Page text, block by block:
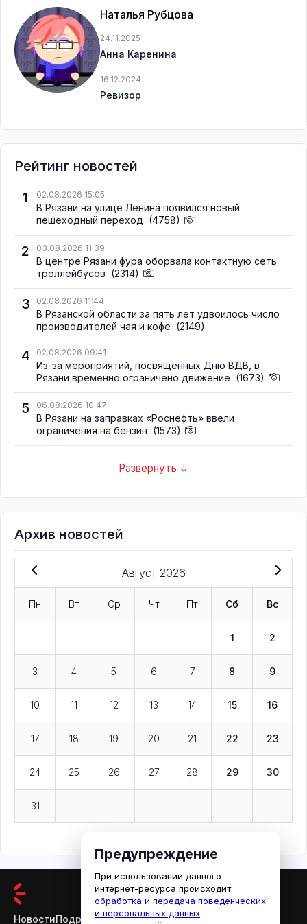
Наталья Рубцова
24.11.2025
Анна Каренина
16.12.2024
Ревизор
Рейтинг новостей
1
02.08.2026 15:05
В Рязани на улице Ленина появился новый
пешеходный переход (4758)
2 03.08.2026 11:39
В центре Рязани фура оборвала контактную сеть
троллейбусов (2314)
3 02.08.2026 11:44
В Рязанской области за пять лет удвоилось число
производителей чая и кофе (2149)
4 02.08.2026 09:41
Из-за мероприятий, посвящённых Дню ВДВ, в
Рязани временно ограничено движение (1673)
5 06.08.2026 10:47
В Рязани на заправках «Роснефть» ввели
ограничения на бензин (1573)
Развернуть ↓
Архив новостей
Август 2026
Пн Вт Ср Чт Пт Сб Вс
1 2
3 4 5 6 7 8 9
10 11 12 13 14 15 16
17 18 19 20 21 22 23
24 25 26 27 28 29 30
31
НовостиПодробностиАфишаКино
Предупреждение
При использовании данного
интернет-ресурса происходит
обработка и передача поведенческих
и персональных данных